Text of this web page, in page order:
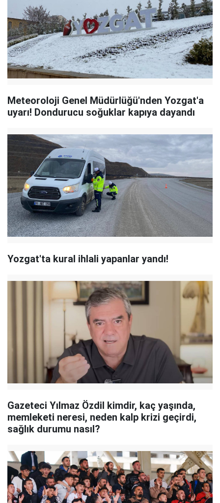
Meteoroloji Genel Müdürlüğü'nden Yozgat'a
uyarı! Dondurucu soğuklar kapıya dayandı
Yozgat'ta kural ihlali yapanlar yandı!
Gazeteci Yılmaz Özdil kimdir, kaç yaşında,
memleketi neresi, neden kalp krizi geçirdi,
sağlık durumu nasıl?